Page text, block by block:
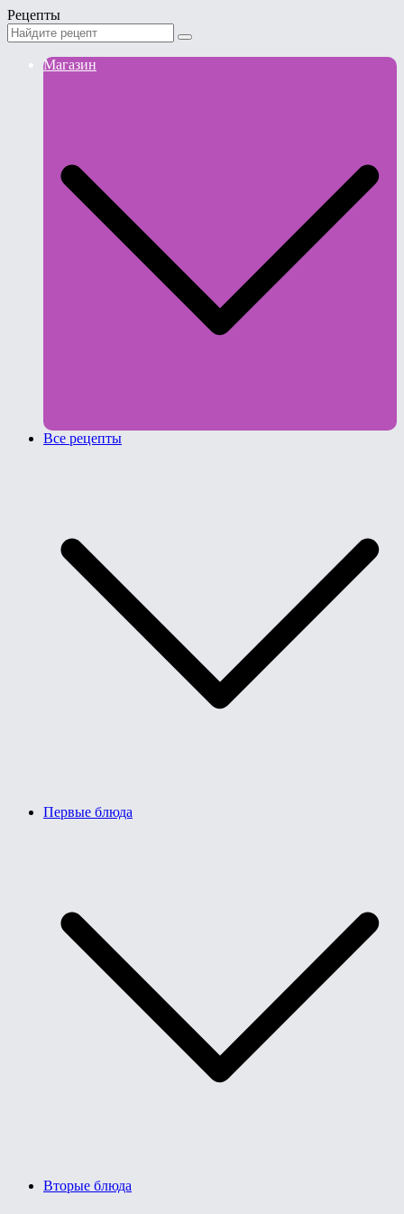
Рецепты
Магазин
Все рецепты
Первые блюда
Вторые блюда